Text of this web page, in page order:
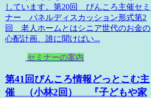
しています。第20回 ぴんころ主催セミ
ナー パネルディスカッション形式第2
回 老人ホームとはシニア世代のお金の
心配計画、誰に聞けばい...
セミナーの案内
第41回ぴんころ情報どっとこむ主
催 （小林2回） 『子どもや家